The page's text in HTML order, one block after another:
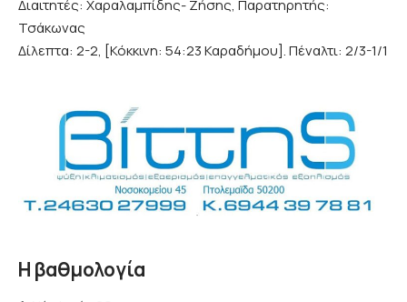
Διαιτητές: Χαραλαμπίδης- Ζήσης, Παρατηρητής:
Τσάκωνας
Δίλεπτα: 2-2, [Κόκκινη: 54:23 Καραδήμου]. Πέναλτι: 2/3-1/1
Η βαθμολογία